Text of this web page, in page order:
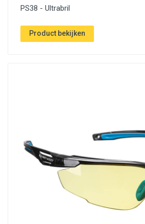
PS38 - Ultrabril
Product bekijken